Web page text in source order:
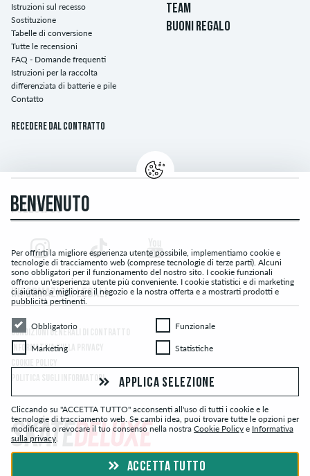
Istruzioni sul recesso
Sostituzione
Tabelle di conversione
Tutte le recensioni
FAQ - Domande frequenti
Istruzioni per la raccolta
differenziata di batterie e pile
Contatto
Recedere dal contratto
TEAM
BUONI REGALO
FOLLOW US
INFORMAZIONI LEGALI
CONDIZIONI GENERALI DI CONTRATTO
INFORMATIVA SULLA PRIVACY
POLITICA SUGLI INFORMATORI
© skatedeluxe.com Skateshop 2026
BENVENUTO
Per offrirti la migliore esperienza utente possibile, implementiamo cookie e
tecnologie di tracciamento web (comprese tecnologie di terze parti). Alcuni
sono obbligatori per il funzionamento del nostro sito. I cookie funzionali
offrono un'esperienza utente più conveniente. I cookie statistici e di marketing
ci aiutano a migliorare il negozio e la nostra offerta e a mostrarti prodotti e
pubblicità pertinenti.
Obbligatorio
Obbligatorio FunzionaleFunzionale
MarketingMarketing StatisticheStatistiche
APPLICA SELEZIONE
Cliccando su "ACCETTA TUTTO" acconsenti all'uso di tutti i cookie e le
tecnologie di tracciamento web. Se cambi idea, puoi trovare tutte le opzioni per
modificare o revocare il tuo consenso nella nostra Cookie Policy e Informativa
sulla privacy.
ACCETTA TUTTO